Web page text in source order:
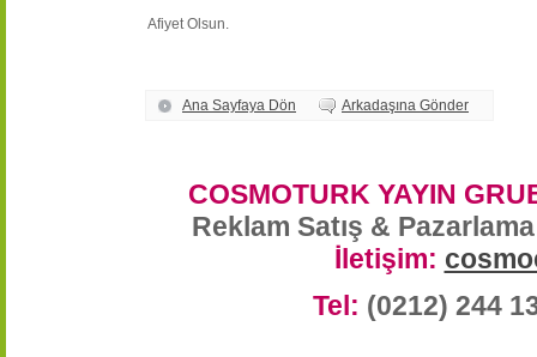
Afiyet Olsun.
Ana Sayfaya Dön Arkadaşına Gönder
COSMOTURK YAYIN
Reklam Satış &
İletişim:
Tel: (0212) 244